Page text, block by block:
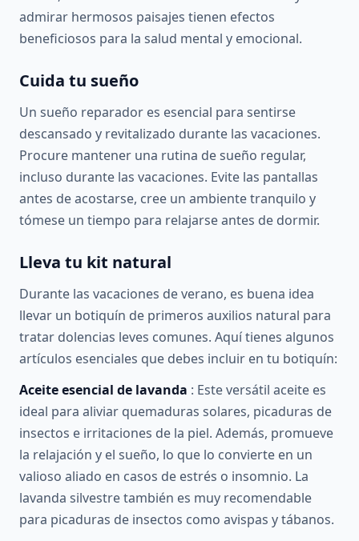
admirar hermosos paisajes tienen efectos
beneficiosos para la salud mental y emocional.
Cuida tu sueño
Un sueño reparador es esencial para sentirse
descansado y revitalizado durante las vacaciones.
Procure mantener una rutina de sueño regular,
incluso durante las vacaciones. Evite las pantallas
antes de acostarse, cree un ambiente tranquilo y
tómese un tiempo para relajarse antes de dormir.
Lleva tu kit natural
Durante las vacaciones de verano, es buena idea
llevar un botiquín de primeros auxilios natural para
tratar dolencias leves comunes. Aquí tienes algunos
artículos esenciales que debes incluir en tu botiquín:
Aceite esencial de lavanda : Este versátil aceite es
ideal para aliviar quemaduras solares, picaduras de
insectos e irritaciones de la piel. Además, promueve
la relajación y el sueño, lo que lo convierte en un
valioso aliado en casos de estrés o insomnio. La
lavanda silvestre también es muy recomendable
para picaduras de insectos como avispas y tábanos.